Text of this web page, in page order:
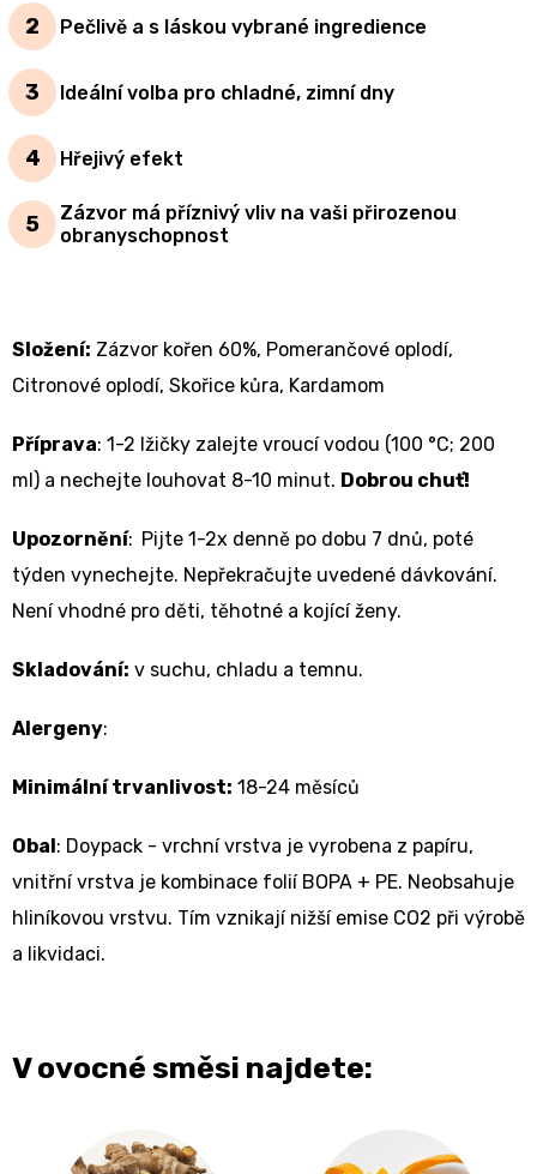
Pečlivě a s láskou vybrané ingredience
Ideální volba pro chladné, zimní dny
Hřejivý efekt
Zázvor má příznivý vliv na vaši přirozenou
obranyschopnost
Složení: Zázvor kořen 60%, Pomerančové oplodí,
Citronové oplodí, Skořice kůra, Kardamom
Příprava: 1-2 lžičky zalejte vroucí vodou (100 °C; 200
ml) a nechejte louhovat 8-10 minut. Dobrou chuť!
Upozornění: Pijte 1-2x denně po dobu 7 dnů, poté
týden vynechejte. Nepřekračujte uvedené dávkování.
Není vhodné pro děti, těhotné a kojící ženy.
Skladování: v suchu, chladu a temnu.
Alergeny:
Minimální trvanlivost: 18-24 měsíců
Obal: Doypack - vrchní vrstva je vyrobena z papíru,
vnitřní vrstva je kombinace folií BOPA + PE. Neobsahuje
hliníkovou vrstvu. Tím vznikají nižší emise CO2 při výrobě
a likvidaci.
V ovocné směsi najdete: